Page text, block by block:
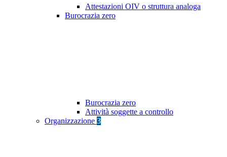
Attestazioni OIV o struttura analoga
Burocrazia zero
Burocrazia zero
Attività soggette a controllo
Organizzazione 3